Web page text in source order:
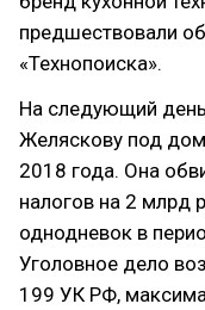
предшествовали
«Технопоиска».
На следующий
Желяскову под
2018 года. Она
налогов на 2
однодневок в
Уголовное дело
199 УК РФ,